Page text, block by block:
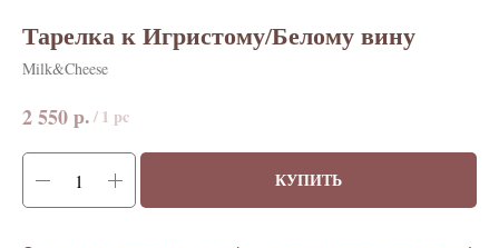
Тарелка к Игристому/Белому вину
Milk&Cheese
2 550р./1 pc
КУПИТЬ